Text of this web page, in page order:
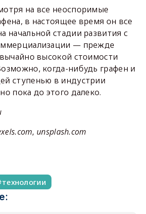
на все неоспоримые
в настоящее время он все
начальной стадии развития с
— прежде
высокой стоимости
когда-нибудь графен и
ступенью в индустрии
пока до этого далеко.
,unsplash.com
технологии